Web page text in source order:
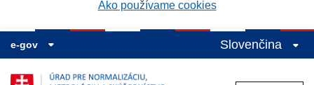
Ako používame cookies
e-gov Slovenčina